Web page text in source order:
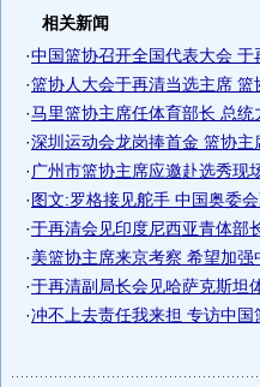
相关新闻
·中国篮协召开全国代表大会 于
·篮协人大会于再清当选主席 篮
·马里篮协主席任体育部长 总统
·深圳运动会龙岗捧首金 篮协主
· 广州市篮协主席应邀赴选秀现
·图文:罗格接见舵手 中国奥委
·于再清会见印度尼西亚青体部
·美篮协主席来京考察 希望加强
·于再清副局长会见哈萨克斯坦
·冲不上去责任我来担 专访中国